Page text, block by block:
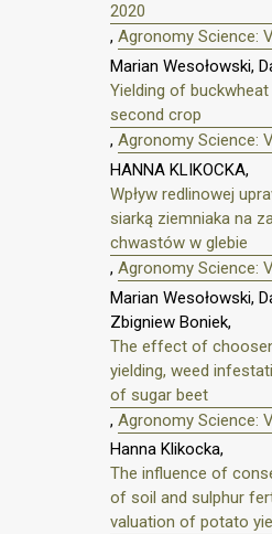
2020
, Agronomy Science:
Marian Wesołowski,
Yielding of
second crop
, Agronomy Science:
HANNA KLIKOCKA,
Wpływ redlinowej
siarką ziemniaka na
chwastów w glebie
, Agronomy Science:
Marian Wesołowski,
Zbigniew Boniek,
The effect of
yielding, weed
of sugar beet
, Agronomy Science:
Hanna Klikocka,
The influence of
of soil and sulphur
valuation of potato